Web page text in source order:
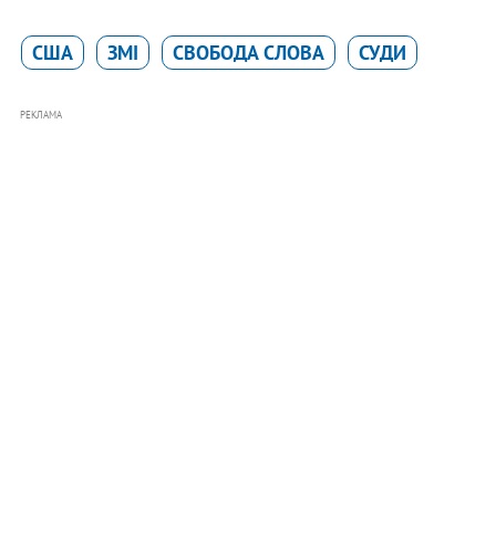
США ЗМІ СВОБОДА СЛОВА СУДИ
РЕКЛАМА